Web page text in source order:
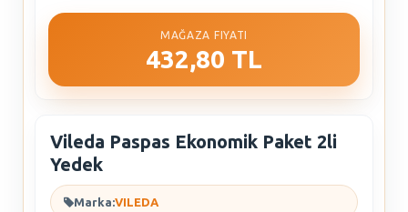
MAĞAZA FIYATI
432,80 TL
Vileda Paspas Ekonomik Paket 2li
Yedek
Marka:VILEDA